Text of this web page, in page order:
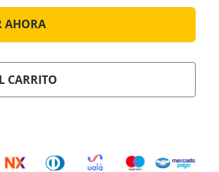
AHORA
CARRITO